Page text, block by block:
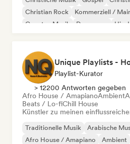
Christian Rock
Kommerziell /
Country-Musik
Dance pop Hip-
Unique Playlists -
Playlist-Kurator
> 12200 Antworten gegeben
Afro House / AmapianoAmbient
Beats / Lo-fiChill House
Künstler zu meinen
Traditionelle Musik Arabische
Afro House / Amapiano
Ambient